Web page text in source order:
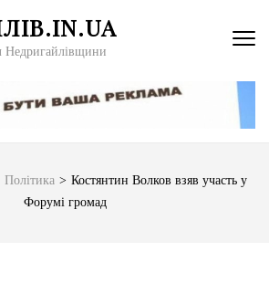
Недригайлівщини
Політика > Костянтин Волков взяв участь у
Форумі громад